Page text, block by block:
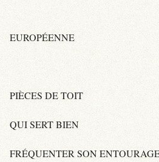
EUROPÉENNE
PIÈCES DE TOIT
QUI SERT BIEN
FRÉQUENTER SON